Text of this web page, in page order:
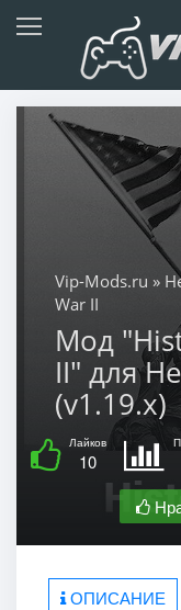
Vip-Mods.ru »
War II
Мод
II" для
(v1.19.x)
Лайков
10
ОПИСАНИЕ